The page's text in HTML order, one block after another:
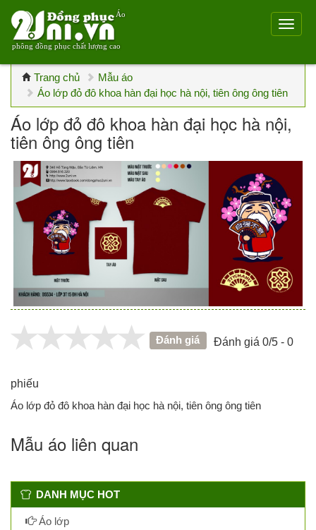
Áo
phông đồng phục chất lượng cao
Trang chủ
Mẫu áo
Áo lớp đỏ đô khoa hàn đại học hà nội, tiên ông ông tiên
Áo lớp đỏ đô khoa hàn đại học hà nội,
tiên ông ông tiên
Đánh giá Đánh giá 0/5 - 0
phiếu
Áo lớp đỏ đô khoa hàn đại học hà nội, tiên ông ông tiên
Mẫu áo liên quan
DANH MỤC HOT
Áo lớp